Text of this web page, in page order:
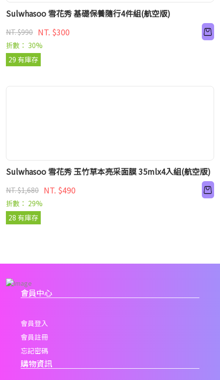
Sulwhasoo 雪花秀 基礎保養隨行4件組(航空版)
NT. $990 NT. $300
折數： 30%
29 有庫存
Sulwhasoo 雪花秀 玉竹草本亮采面膜 35mlx4入組(航空版)
NT. $1,680 NT. $490
折數： 29%
28 有庫存
會員中心
會員登入
會員註冊
忘記密碼
購物資訊